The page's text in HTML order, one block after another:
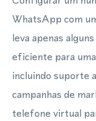
WhatsApp com
leva apenas
eficiente para
incluindo suporte
campanhas de
telefone virtual